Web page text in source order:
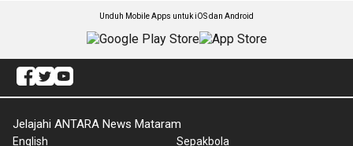
Unduh Mobile Apps untuk iOS dan Android
Jelajahi ANTARA News Mataram
English
Sepakbola